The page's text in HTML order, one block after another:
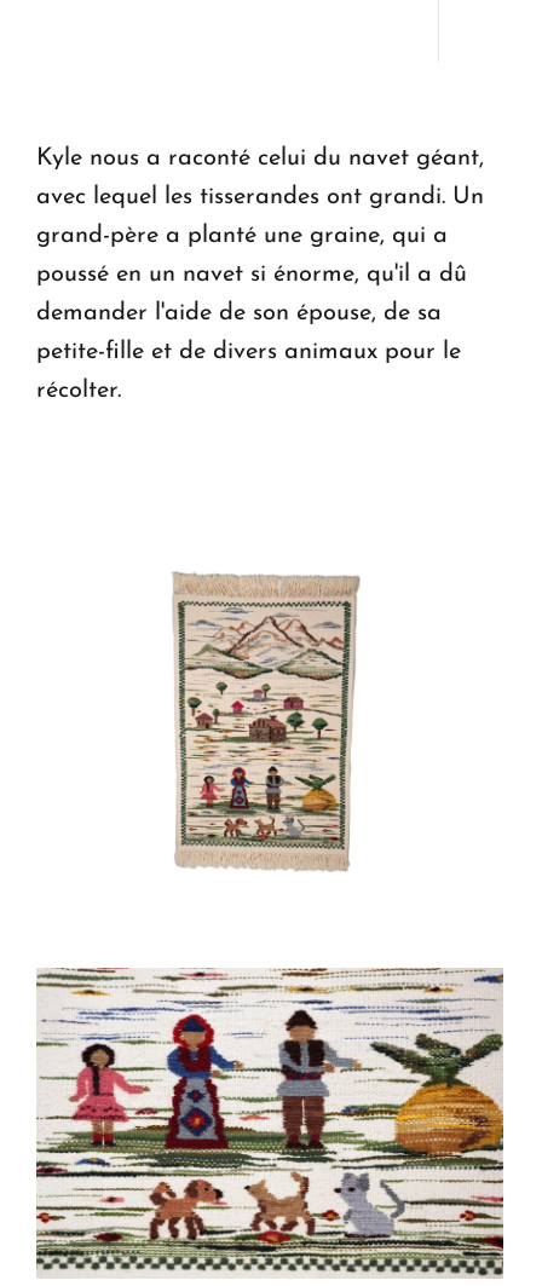
Kyle nous a raconté celui du navet géant,
avec lequel les tisserandes ont grandi. Un
grand-père a planté une graine, qui a
poussé en un navet si énorme, qu'il a dû
demander l'aide de son épouse, de sa
petite-fille et de divers animaux pour le
récolter.